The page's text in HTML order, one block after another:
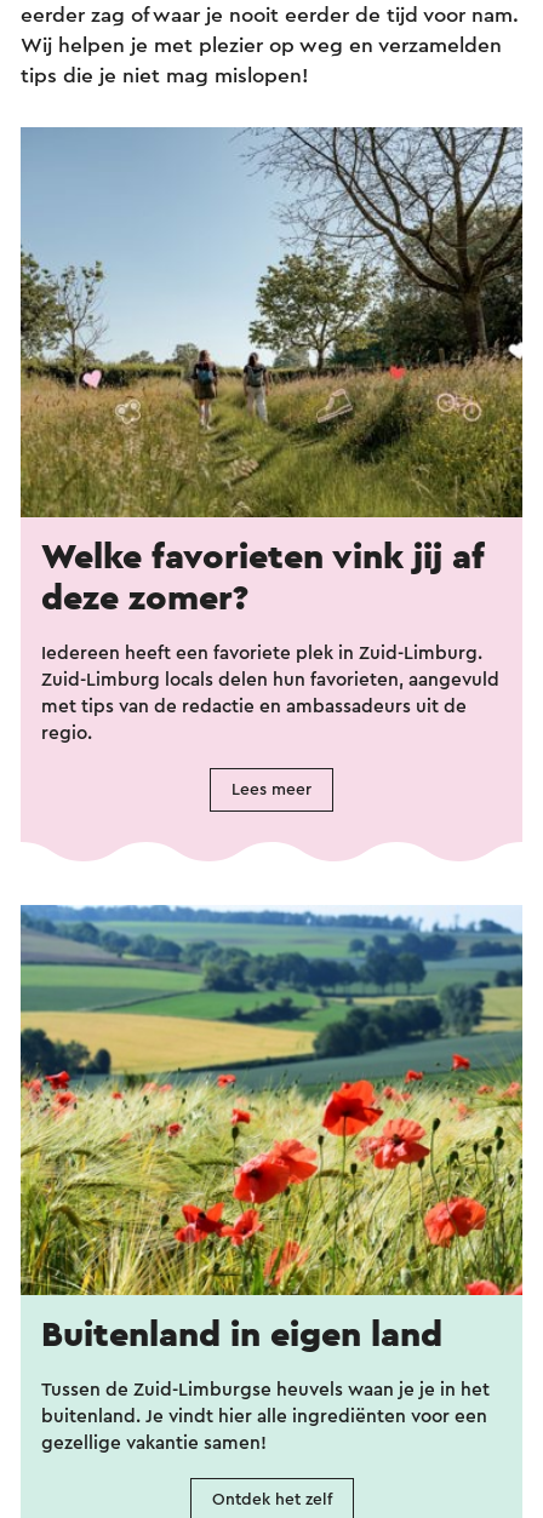
eerder zag of waar je nooit eerder de tijd voor nam.
Wij helpen je met plezier op weg en verzamelden
tips die je niet mag mislopen!
Welke favorieten vink jij af
deze zomer?
Iedereen heeft een favoriete plek in Zuid-Limburg.
Zuid-Limburg locals delen hun favorieten, aangevuld
met tips van de redactie en ambassadeurs uit de
regio.
Lees meer
Buitenland in eigen land
Tussen de Zuid-Limburgse heuvels waan je je in het
buitenland. Je vindt hier alle ingrediënten voor een
gezellige vakantie samen!
Ontdek het zelf